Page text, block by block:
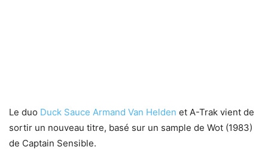
Le duo Duck Sauce Armand Van Helden et A-Trak vient de
sortir un nouveau titre, basé sur un sample de Wot (1983)
de Captain Sensible.